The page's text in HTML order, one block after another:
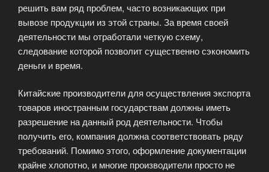
решить вам ряд проблем, часто возникающих при
вывозе продукции из этой страны. За время своей
деятельности мы отработали четкую схему,
следование которой позволит существенно сэкономить
деньги и время.
Китайские производители для осуществления экспорта
товаров иностранным государствам должны иметь
разрешение на данный род деятельности. Чтобы
получить его, компания должна соответствовать ряду
требований. Помимо этого, оформление документации
крайне хлопотно, и многие производители просто не